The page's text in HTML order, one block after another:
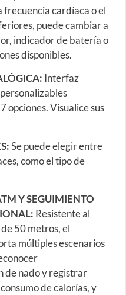
frecuencia cardíaca o el
puede cambiar a
indicador de batería o
disponibles.
Interfaz
opciones. Visualice sus
Se puede elegir entre
como el tipo de
Y SEGUIMIENTO
Resistente al
50 metros, el
múltiples escenarios
de nado y registrar
de calorías, y